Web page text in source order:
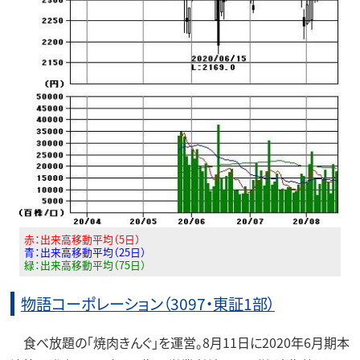
赤：出来高移動平均（5日）
青：出来高移動平均（25日）
緑：出来高移動平均（75日）
物語コーポレーション（3097・東証1部）
食べ放題の「焼肉きんぐ」を運営。8月11日に2020年6月期本